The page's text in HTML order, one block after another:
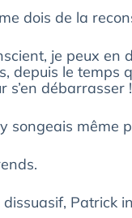
dois de la
je peux en
depuis le temps
s’en débarrasser !
songeais même
Patrick